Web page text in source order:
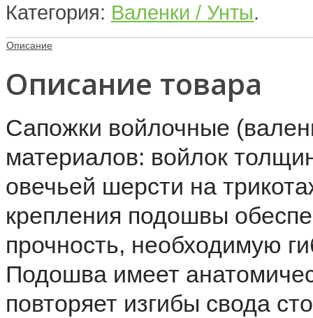
Категория: Валенки / Унты.
Описание
Описание товара
Сапожки войлочные
материалов: войлок
овечьей шерсти на
крепления подошвы
прочность, необходимую
Подошва имеет
повторяет изгибы свода